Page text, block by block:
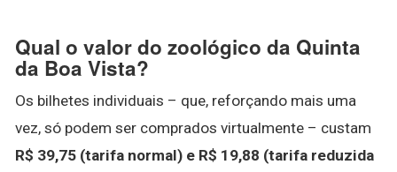
Qual o valor do zoológico da Quinta
da Boa Vista?
Os bilhetes individuais – que, reforçando mais uma
vez, só podem ser comprados virtualmente – custam
R$ 39,75 (tarifa normal) e R$ 19,88 (tarifa reduzida